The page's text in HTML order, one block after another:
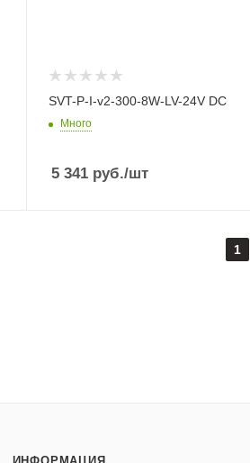
SVT-P-I-v2-300-8W-LV-24V DC
Много
5 341руб./шт
1